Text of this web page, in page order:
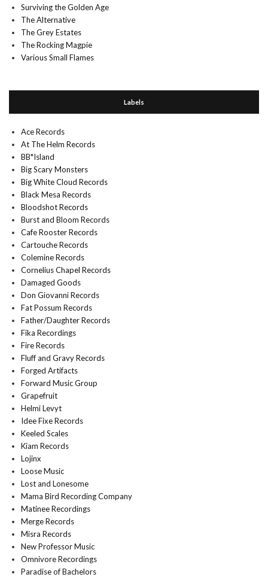
Surviving the Golden Age
The Alternative
The Grey Estates
The Rocking Magpie
Various Small Flames
Labels
Ace Records
At The Helm Records
BB*Island
Big Scary Monsters
Big White Cloud Records
Black Mesa Records
Bloodshot Records
Burst and Bloom Records
Cafe Rooster Records
Cartouche Records
Colemine Records
Cornelius Chapel Records
Damaged Goods
Don Giovanni Records
Fat Possum Records
Father/Daughter Records
Fika Recordings
Fire Records
Fluff and Gravy Records
Forged Artifacts
Forward Music Group
Grapefruit
Helmi Levyt
Idee Fixe Records
Keeled Scales
Kiam Records
Lojinx
Loose Music
Lost and Lonesome
Mama Bird Recording Company
Matinee Recordings
Merge Records
Misra Records
New Professor Music
Omnivore Recordings
Paradise of Bachelors